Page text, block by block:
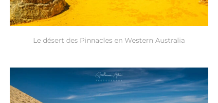
Le désert des Pinnacles en Western Australia